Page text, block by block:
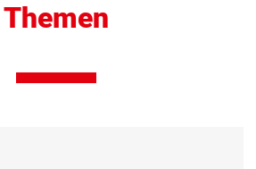
Themen